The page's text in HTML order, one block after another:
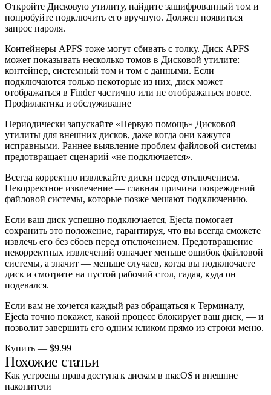
Откройте Дисковую утилиту, найдите зашифрованный том и
попробуйте подключить его вручную. Должен появиться
запрос пароля.
Контейнеры APFS тоже могут сбивать с толку. Диск APFS
может показывать несколько томов в Дисковой утилите:
контейнер, системный том и том с данными. Если
подключаются только некоторые из них, диск может
отображаться в Finder частично или не отображаться вовсе.
Профилактика и обслуживание
Периодически запускайте «Первую помощь» Дисковой
утилиты для внешних дисков, даже когда они кажутся
исправными. Раннее выявление проблем файловой системы
предотвращает сценарий «не подключается».
Всегда корректно извлекайте диски перед отключением.
Некорректное извлечение — главная причина повреждений
файловой системы, которые позже мешают подключению.
Если ваш диск успешно подключается, Ejecta помогает
сохранить это положение, гарантируя, что вы всегда сможете
извлечь его без сбоев перед отключением. Предотвращение
некорректных извлечений означает меньше ошибок файловой
системы, а значит — меньше случаев, когда вы подключаете
диск и смотрите на пустой рабочий стол, гадая, куда он
подевался.
Если вам не хочется каждый раз обращаться к Терминалу,
Ejecta точно покажет, какой процесс блокирует ваш диск, — и
позволит завершить его одним кликом прямо из строки меню.
Купить — $9.99
Похожие статьи
Как устроены права доступа к дискам в macOS и внешние
накопители